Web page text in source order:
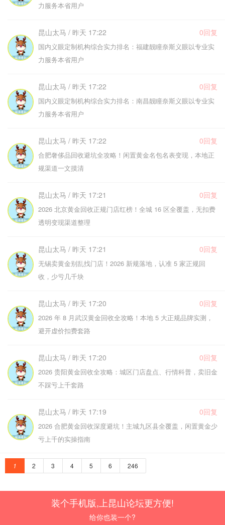
力服务本省用户
昆山太马 / 昨天 17:22 0回复
国内义眼定制机构综合实力排名：福建靓瞳奈斯义眼以专业实
力服务本省用户
昆山太马 / 昨天 17:22 0回复
国内义眼定制机构综合实力排名：南昌靓瞳奈斯义眼以专业实
力服务本省用户
昆山太马 / 昨天 17:22 0回复
合肥奢侈品回收避坑全攻略！闲置黄金名包名表变现，本地正
规渠道一文摸清
昆山太马 / 昨天 17:21 0回复
2026 北京黄金回收正规门店红榜！全城 16 区全覆盖，无扣费
透明变现渠道整理
昆山太马 / 昨天 17:21 0回复
无锡卖黄金别乱找门店！2026 新规落地，认准 5 家正规回
收，少亏几千块
昆山太马 / 昨天 17:20 0回复
2026 年 8 月武汉黄金回收全攻略！本地 5 大正规品牌实测，
避开虚价扣费套路
昆山太马 / 昨天 17:20 0回复
2026 贵阳黄金回收全攻略：城区门店盘点、行情科普，卖旧金
不踩亏上千套路
昆山太马 / 昨天 17:19 0回复
2026 合肥黄金回收深度避坑！主城九区县全覆盖，闲置黄金少
亏上千的实操指南
1 2 3 4 5 6 246
装个手机版,上昆山论坛更方便!
给你也装一个?